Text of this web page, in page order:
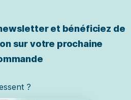
et bénéficiez de
sur votre prochaine
?